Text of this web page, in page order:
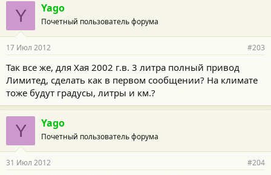
Y Yago
Почетный пользователь форума
17 Июл 2012 #203
Так все же, для Хая 2002 г.в. 3 литра полный привод
Лимитед, сделать как в первом сообщении? На климате
тоже будут градусы, литры и км.?
Y Yago
Почетный пользователь форума
31 Июл 2012 #204